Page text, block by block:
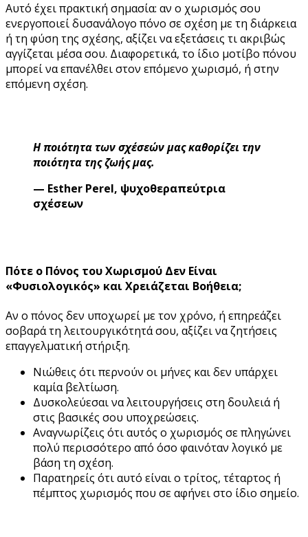
Αυτό έχει πρακτική σημασία: αν ο χωρισμός σου
ενεργοποιεί δυσανάλογο πόνο σε σχέση με τη διάρκεια
ή τη φύση της σχέσης, αξίζει να εξετάσεις τι ακριβώς
αγγίζεται μέσα σου. Διαφορετικά, το ίδιο μοτίβο πόνου
μπορεί να επανέλθει στον επόμενο χωρισμό, ή στην
επόμενη σχέση.
Η ποιότητα των σχέσεών μας καθορίζει την
ποιότητα της ζωής μας.
— Esther Perel, ψυχοθεραπεύτρια
σχέσεων
Πότε ο Πόνος του Χωρισμού Δεν Είναι
«Φυσιολογικός» και Χρειάζεται Βοήθεια;
Αν ο πόνος δεν υποχωρεί με τον χρόνο, ή επηρεάζει
σοβαρά τη λειτουργικότητά σου, αξίζει να ζητήσεις
επαγγελματική στήριξη.
Νιώθεις ότι περνούν οι μήνες και δεν υπάρχει
καμία βελτίωση.
Δυσκολεύεσαι να λειτουργήσεις στη δουλειά ή
στις βασικές σου υποχρεώσεις.
Αναγνωρίζεις ότι αυτός ο χωρισμός σε πληγώνει
πολύ περισσότερο από όσο φαινόταν λογικό με
βάση τη σχέση.
Παρατηρείς ότι αυτό είναι ο τρίτος, τέταρτος ή
πέμπτος χωρισμός που σε αφήνει στο ίδιο σημείο.